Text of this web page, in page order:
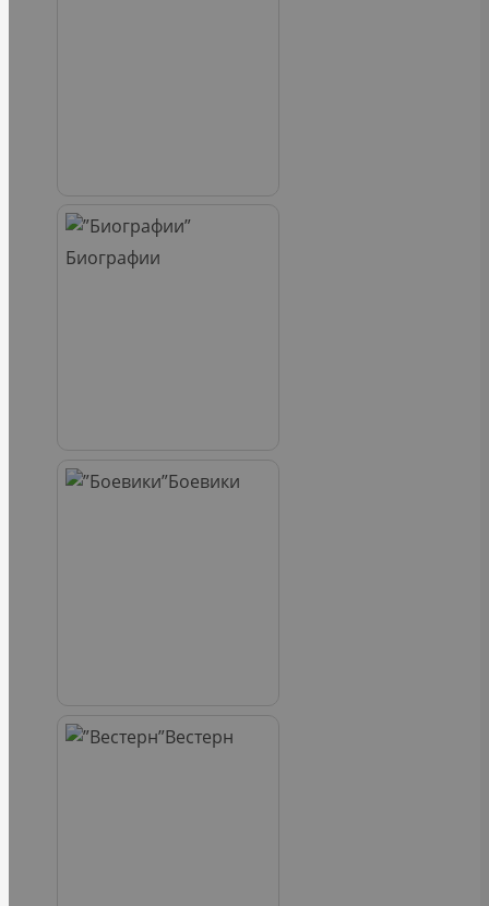
Биографии
Боевики
Вестерн